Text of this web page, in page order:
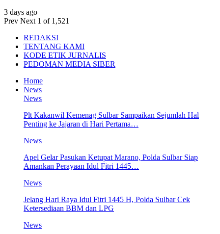
3 days ago
Prev Next 1 of 1,521
REDAKSI
TENTANG KAMI
KODE ETIK JURNALIS
PEDOMAN MEDIA SIBER
Home
News
News
Plt Kakanwil Kemenag Sulbar Sampaikan Sejumlah Hal
Penting ke Jajaran di Hari Pertama…
News
Apel Gelar Pasukan Ketupat Marano, Polda Sulbar Siap
Amankan Perayaan Idul Fitri 1445…
News
Jelang Hari Raya Idul Fitri 1445 H, Polda Sulbar Cek
Ketersediaan BBM dan LPG
News